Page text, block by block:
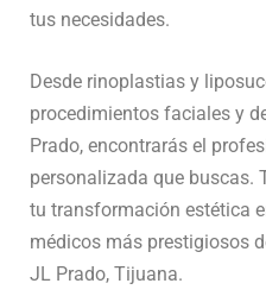
tus necesidades.
Desde rinoplastias y
procedimientos faciales y
Prado, encontrarás el
personalizada que buscas.
tu transformación estética
médicos más prestigiosos
JL Prado, Tijuana.